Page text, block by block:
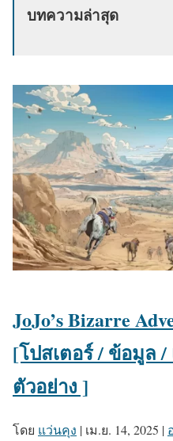
บทความล่าสุด
JoJo’s Bizarre
[โปสเตอร์ / ข้อมูล /
ตัวอย่าง ]
โดย แว่นคุง | เม.ย. 14, 2025 |